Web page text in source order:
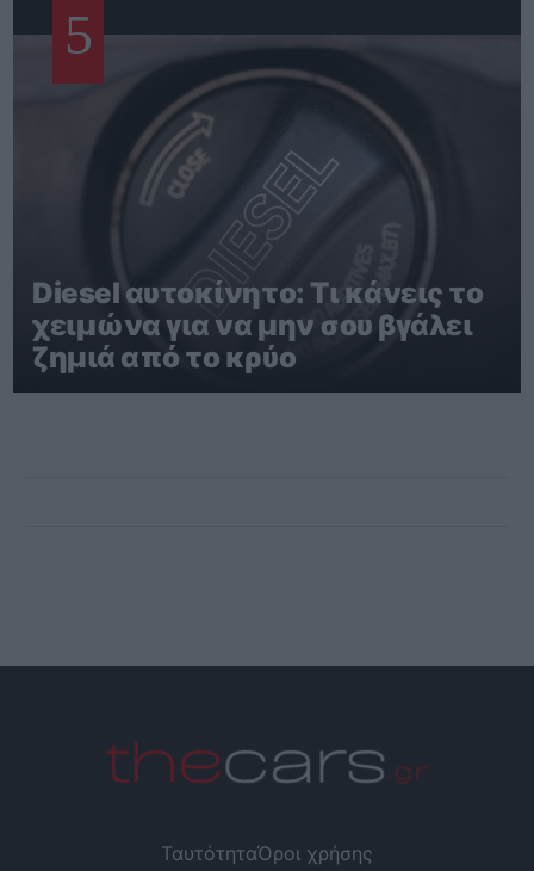
5
Diesel αυτοκίνητο: Τι κάνεις το
χειμώνα για να μην σου βγάλει
ζημιά από το κρύο
ΤαυτότηταΌροι χρήσης